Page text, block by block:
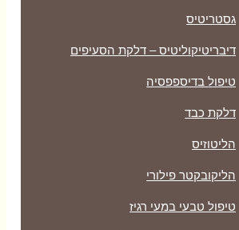
גסטריטיס
דיבריטיקוליטיס – דלקת הסעיפים
טיפול בדיספפסיה
דלקת כבד
הליטוזיס
הליקובקטר פילורי
טיפול טבעי במעי רגיז